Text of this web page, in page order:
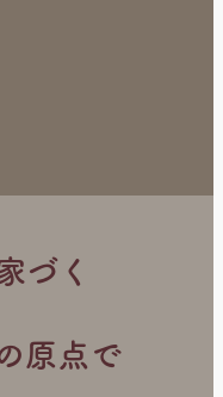
家の家。（新築）
)
づく
原点で